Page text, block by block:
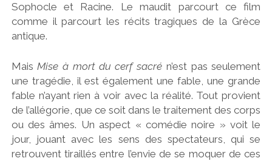
Sophocle et Racine. Le maudit parcourt ce film
comme il parcourt les récits tragiques de la Grèce
antique.
MaisMise à mort du cerf sacré n’est pas seulement
une tragédie, il est également une fable, une grande
fable n’ayant rien à voir avec la réalité. Tout provient
de l’allégorie, que ce soit dans le traitement des corps
ou des âmes. Un aspect « comédie noire » voit le
jour, jouant avec les sens des spectateurs, qui se
retrouvent tiraillés entre l’envie de se moquer de ces